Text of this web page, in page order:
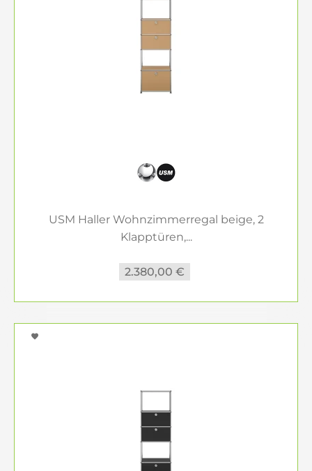
USM Haller Wohnzimmerregal beige, 2
Klapptüren,...
2.380,00 €